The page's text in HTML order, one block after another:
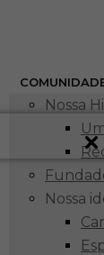
Nossa
Nossa